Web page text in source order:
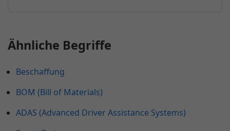
Ähnliche Begriffe
Beschaffung
BOM (Bill of Materials)
ADAS (Advanced Driver Assistance Systems)